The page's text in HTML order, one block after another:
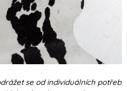
se od individuálních potřeb